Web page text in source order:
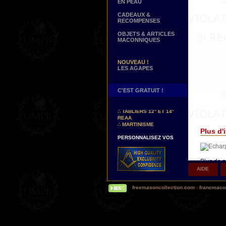
REAA
∴MARTINISME
DECORS
VOTRE NOM BRODE A LA
MAIN SUR VOTRE
TABLIER, VORE CORDON
OU VOTRE SAUTOIR
NOUVELLE PAGE !
∴TEMOIGNAGES
CLIENTS
EN PEAU
CADEAUX &
RECOMPENSES
OBJETS & ARTICLES
MACONNIQUES
NOUVEAU !
LES AGAPES
C'EST GRATUIT !
AIDE
freemasoncollection.com -
Plus
Plus de
ΔNos
les
motifs